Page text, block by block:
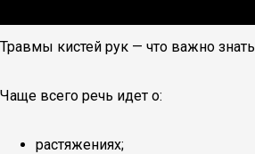
Травмы кистей рук — что важно знать
Чаще всего речь идет о:
растяжениях;